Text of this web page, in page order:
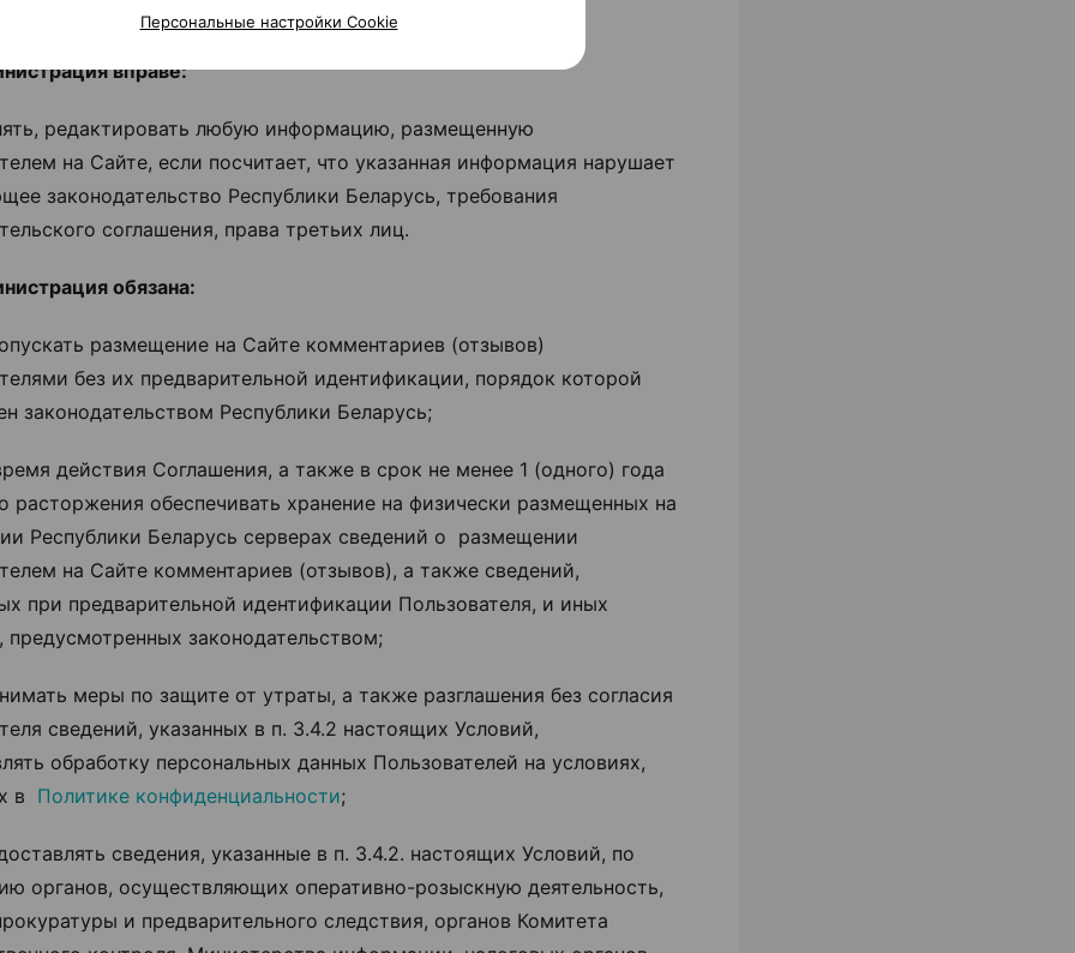
лиц.
вправе:
редактировать любую информацию, размещенную
на Сайте, если посчитает, что указанная информация нарушает
законодательство Республики Беларусь, требования
соглашения, права третьих лиц.
обязана:
размещение на Сайте комментариев (отзывов)
без их предварительной идентификации, порядок которой
законодательством Республики Беларусь;
действия Соглашения, а также в срок не менее 1 (одного) года
расторжения обеспечивать хранение на физически размещенных на
Республики Беларусь серверах сведений о размещении
на Сайте комментариев (отзывов), а также сведений,
при предварительной идентификации Пользователя, и иных
предусмотренных законодательством;
меры по защите от утраты, а также разглашения без согласия
сведений, указанных в п. 3.4.2 настоящих Условий,
обработку персональных данных Пользователей на условиях,
в Политике конфиденциальности;
сведения, указанные в п. 3.4.2. настоящих Условий, по
органов, осуществляющих оперативно-розыскную деятельность,
и предварительного следствия, органов Комитета
Персональные настройки Cookie